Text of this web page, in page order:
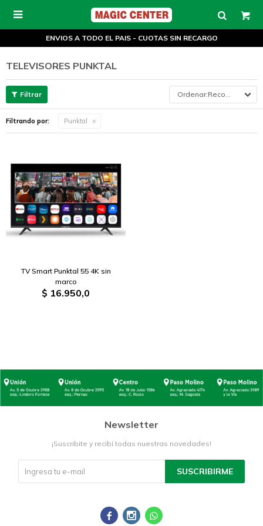

ENVIOS A TODO EL PAIS - CUOTAS SIN RECARGO
TELEVISORES PUNKTAL
Recomendados
Filtrando por: Punktal
TV Smart Punktal 55 4K sin
marco
$ 16.950,0
Newsletter
¡Suscribite y recibí todas nuestras novedades!
SUSCRIBIRME
  